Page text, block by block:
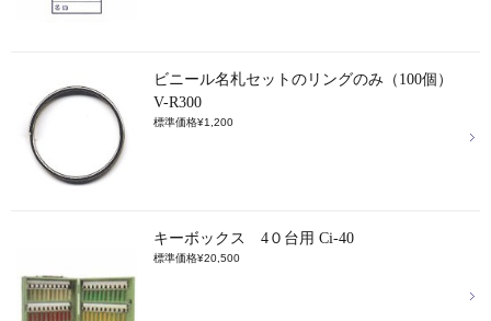
ビニール名札セットのリングのみ（100個）
V-R300
標準価格¥1,200
キーボックス 4０台用 Ci-40
標準価格¥20,500